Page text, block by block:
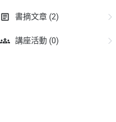
書摘文章 (2)
講座活動 (0)